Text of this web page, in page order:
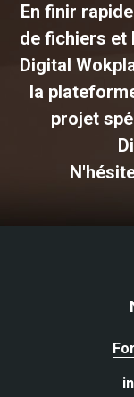
En finir
de fichiers et
Digital
la
projet